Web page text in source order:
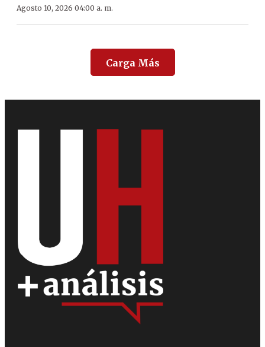
Agosto 10, 2026 04:00 a. m.
Carga Más